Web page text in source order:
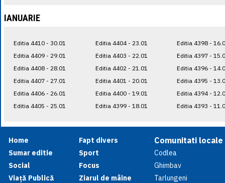
IANUARIE
Editia 4410 - 30.01
Editia 4409 - 29.01
Editia 4408 - 28.01
Editia 4407 - 27.01
Editia 4406 - 26.01
Editia 4405 - 25.01
Editia 4404 - 23.01
Editia 4403 - 22.01
Editia 4402 - 21.01
Editia 4401 - 20.01
Editia 4400 - 19.01
Editia 4399 - 18.01
Editia 4398 -
Editia 4397 -
Editia 4396 -
Editia 4395 -
Editia 4394 -
Editia 4393 -
Home
Sumar editie
Social
Viață Publică
Fapt divers
Sport
Focus
Ziarul de mâine
Comunitati locale
Codlea
Ghimbav
Tarlungeni